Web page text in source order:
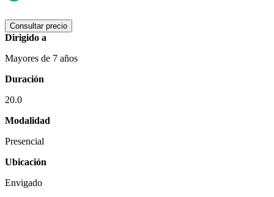
Consultar precio
Dirigido a
Mayores de 7 años
Duración
20.0
Modalidad
Presencial
Ubicación
Envigado